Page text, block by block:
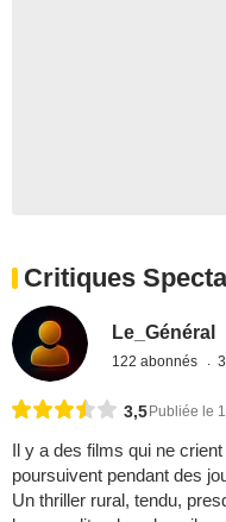
Critiques
Le_Général
122 abonnés
3,5 Publiée le
Il y a des films qui ne
poursuivent pendant des
Un thriller rural, tendu,